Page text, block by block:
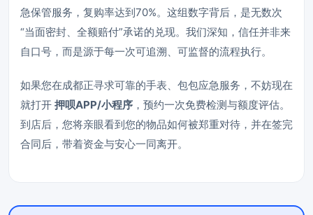
急保管服务，复购率达到70%。这组数字背后，是无数次
“当面密封、全额赔付”承诺的兑现。我们深知，信任并非来
自口号，而是源于每一次可追溯、可监督的流程执行。
如果您在成都正寻求可靠的手表、包包应急服务，不妨现在
就打开 押呗APP/小程序 ，预约一次免费检测与额度评估。
到店后，您将亲眼看到您的物品如何被郑重对待，并在签完
合同后，带着资金与安心一同离开。